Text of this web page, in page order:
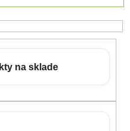
na sklade